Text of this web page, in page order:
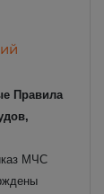
Правила
МЧС